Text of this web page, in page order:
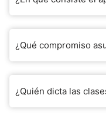
¿Qué compromiso
¿Quién dicta las